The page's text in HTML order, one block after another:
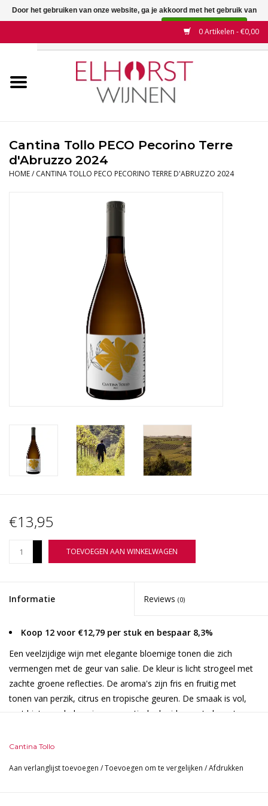
0 Artikelen - €0,00
Wijnen
Wijnhuizen
Cantina Tollo PECO Pecorino Terre
d'Abruzzo 2024
HOME/ CANTINA TOLLO PECO PECORINO TERRE D'ABRUZZO 2024
€13,95
TOEVOEGEN AAN WINKELWAGEN
Informatie Reviews (0)
Koop 12 voor €12,79 per stuk en bespaar 8,3%
Een veelzijdige wijn met elegante bloemige tonen die zich
vermengen met de geur van salie. De kleur is licht strogeel met
zachte groene reflecties. De aroma's zijn fris en fruitig met
tonen van perzik, citrus en tropische geuren. De smaak is vol,
met hints van balsamico, aromatische kruiden met elegante
Zacht met een perfect uitgebalanceerde zuurgraad.
Druiven
Cantina Tollo
Aan verlanglijst toevoegen /Toevoegen om te vergelijken /Afdrukken
Door het gebruiken van onze website, ga je akkoord met het gebruik van